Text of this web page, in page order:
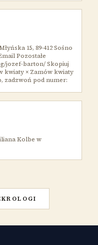
15, 89-412 Sośno
Pozostałe
jozef-barton/ Skopiuj
kwiaty × Zamów kwiaty
zadzwoń pod numer:
Kolbe w